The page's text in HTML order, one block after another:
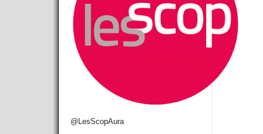
@ LesScopAura